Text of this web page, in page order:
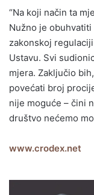
“Na koji način ta
Nužno je
zakonskoj
Ustavu. Svi
mjera. Zaključio
povećati broj
nije moguće – čini
društvo nećemo
www.crodex.net